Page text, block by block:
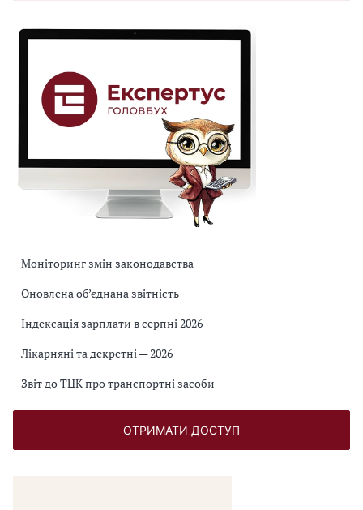
Моніторинг змін законодавства
Оновлена об’єднана звітність
Індексація зарплати в серпні 2026
Лікарняні та декретні — 2026
Звіт до ТЦК про транспортні засоби
ОТРИМАТИ ДОСТУП